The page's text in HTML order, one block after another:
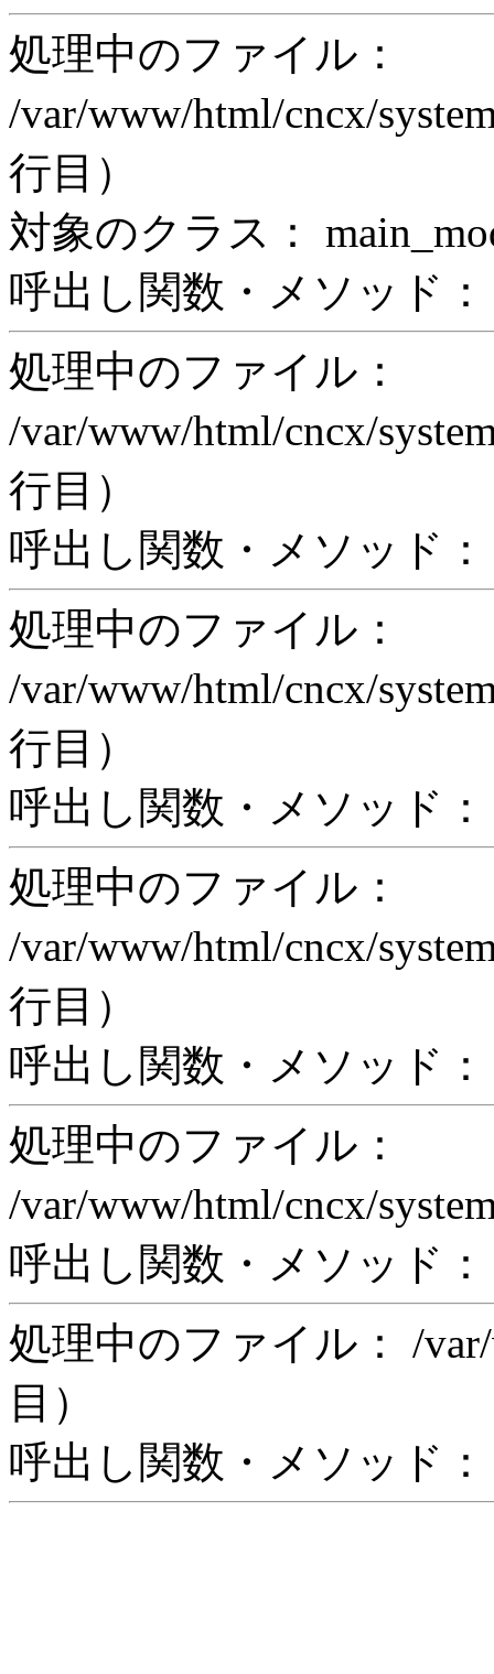
処理中のファイル：
/var/www/html/cncx/
行目）
対象のクラス：
呼出し関数・メソッド：
処理中のファイル：
/var/www/html/cncx/
行目）
呼出し関数・メソッド：
処理中のファイル：
/var/www/html/cncx/
行目）
呼出し関数・メソッド：
処理中のファイル：
/var/www/html/cncx/
行目）
呼出し関数・メソッド：
処理中のファイル：
/var/www/html/cncx/
呼出し関数・メソッド：
処理中のファイル： /
目）
呼出し関数・メソッド：